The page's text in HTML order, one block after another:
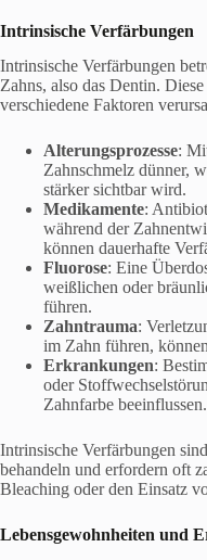
Intrinsische Verfärbungen
Intrinsische Verfärbungen
Zahns, also das Dentin.
verschiedene Faktoren
Alterungsprozesse:
Zahnschmelz dünner,
stärker sichtbar wird.
Medikamente:
während der
können dauerhafte
Fluorose: Eine
weißlichen oder
führen.
Zahntrauma:
im Zahn führen,
Erkrankungen:
oder
Zahnfarbe beeinflussen.
Intrinsische Verfärbungen
behandeln und erfordern oft
Bleaching oder den Einsatz
Lebensgewohnheiten und